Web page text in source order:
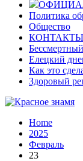
Политика
Общество
КОНТАКТЫ
Елецкий
Как это
Здоровый
Home
2025
Февраль
23